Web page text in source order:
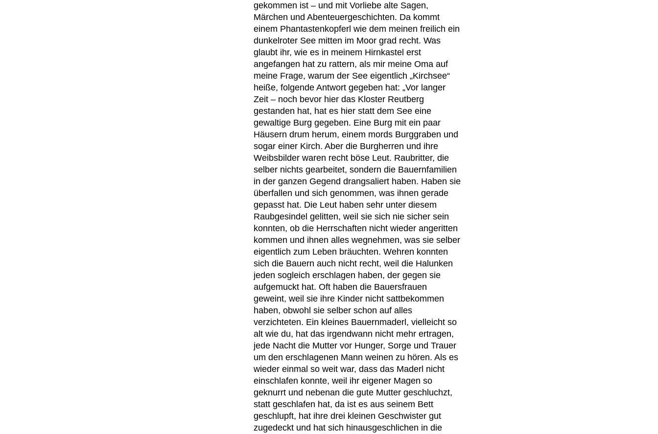
gekommen ist – und mit Vorliebe alte Sagen,
Märchen und Abenteuergeschichten. Da kommt
einem Phantastenkopferl wie dem meinen freilich ein
dunkelroter See mitten im Moor grad recht. Was
glaubt ihr, wie es in meinem Hirnkastel erst
angefangen hat zu rattern, als mir meine Oma auf
meine Frage, warum der See eigentlich „Kirchsee“
heiße, folgende Antwort gegeben hat: „Vor langer
Zeit – noch bevor hier das Kloster Reutberg
gestanden hat, hat es hier statt dem See eine
gewaltige Burg gegeben. Eine Burg mit ein paar
Häusern drum herum, einem mords Burggraben und
sogar einer Kirch. Aber die Burgherren und ihre
Weibsbilder waren recht böse Leut. Raubritter, die
selber nichts gearbeitet, sondern die Bauernfamilien
in der ganzen Gegend drangsaliert haben. Haben sie
überfallen und sich genommen, was ihnen gerade
gepasst hat. Die Leut haben sehr unter diesem
Raubgesindel gelitten, weil sie sich nie sicher sein
konnten, ob die Herrschaften nicht wieder angeritten
kommen und ihnen alles wegnehmen, was sie selber
eigentlich zum Leben bräuchten. Wehren konnten
sich die Bauern auch nicht recht, weil die Halunken
jeden sogleich erschlagen haben, der gegen sie
aufgemuckt hat. Oft haben die Bauersfrauen
geweint, weil sie ihre Kinder nicht sattbekommen
haben, obwohl sie selber schon auf alles
verzichteten. Ein kleines Bauernmaderl, vielleicht so
alt wie du, hat das irgendwann nicht mehr ertragen,
jede Nacht die Mutter vor Hunger, Sorge und Trauer
um den erschlagenen Mann weinen zu hören. Als es
wieder einmal so weit war, dass das Maderl nicht
einschlafen konnte, weil ihr eigener Magen so
geknurrt und nebenan die gute Mutter geschluchzt,
statt geschlafen hat, da ist es aus seinem Bett
geschlupft, hat ihre drei kleinen Geschwister gut
zugedeckt und hat sich hinausgeschlichen in die